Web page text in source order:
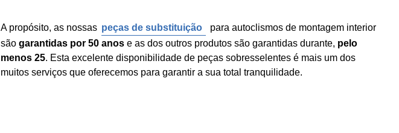
A propósito, as nossas peças de substituição
para autoclismos de montagem interior
são garantidas por 50 anos e as dos outros produtos são garantidas durante, pelo
menos 25. Esta excelente disponibilidade de peças sobresselentes é mais um dos
muitos serviços que oferecemos para garantir a sua total tranquilidade.